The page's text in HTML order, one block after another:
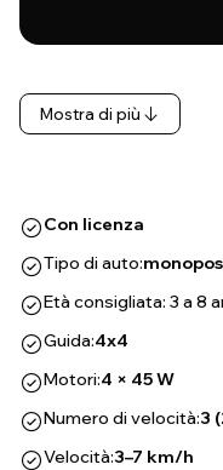
Mostra di più
Con licenza
Tipo di auto:
Età consigliata: 3 a 8
Guida:4x4
Motori:4 × 45 W
Numero di velocità:3
Velocità:3–7 km/h